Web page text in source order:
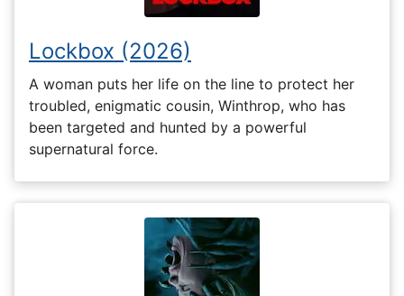
Lockbox (2026)
A woman puts her life on the line to protect her
troubled, enigmatic cousin, Winthrop, who has
been targeted and hunted by a powerful
supernatural force.